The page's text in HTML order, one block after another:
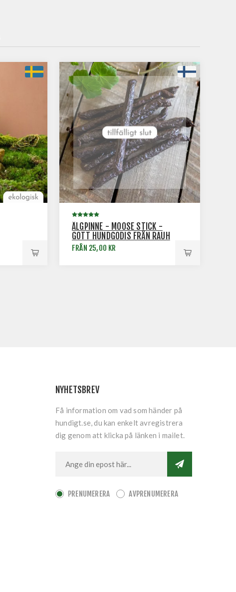
ÄLGPINNE - MOOSE STICK -
GOTT HUNDGODIS FRÅN RAUH
FRÅN 25,00 KR
NYHETSBREV
Få information om vad som händer på
hundigt.se, du kan enkelt avregistrera
dig genom att klicka på länken i mailet.
PRENUMERERA AVPRENUMERERA